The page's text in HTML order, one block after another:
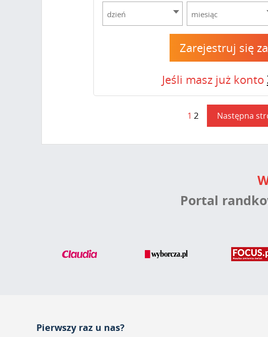
dzień miesiąc
Zarejestruj się
Jeśli masz już konto
1 2 Następna
Portal
Pierwszy raz u nas?